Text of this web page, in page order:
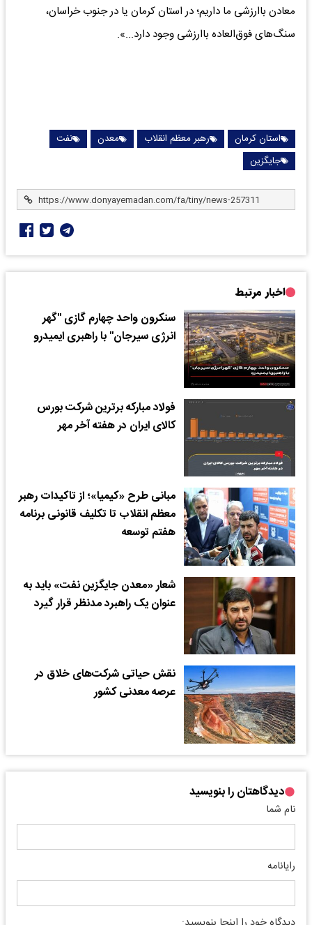
معادن باارزشی ما داریم؛ در استان کرمان یا در جنوب خراسان،
سنگ‌های فوق‌العاده باارزشی وجود دارد...».
استان کرمان رهبر معظم انقلاب معدن
نفت
جایگزین
اخبار مرتبط
سنکرون واحد چهارم گازی "گهر
انرژی سیرجان" با راهبری ایمیدرو
فولاد مبارکه برترین شرکت بورس
کالای ایران در هفته آخر مهر
مبانی طرح «کیمیا»؛ از تاکیدات رهبر
معظم انقلاب تا تکلیف قانونی برنامه
هفتم توسعه
شعار «معدن جایگزین نفت» باید به
عنوان یک راهبرد مدنظر قرار گیرد
نقش حیاتی شرکت‌های خلاق در
عرصه معدنی کشور
دیدگاهتان را بنویسید
نام شما
رایانامه